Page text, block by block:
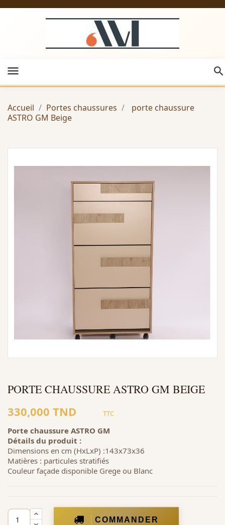
menu
Accueil Portes chaussures
porte chaussure
ASTRO GM Beige
PORTE CHAUSSURE ASTRO GM BEIGE
330,000 TND TTC
Porte chaussure ASTRO GM
Détails du produit :
Dimensions en cm (HxLxP) :143x73x36
Matières : particules stratifiés
Couleur façade disponible Grege ou Blanc
COMMANDER